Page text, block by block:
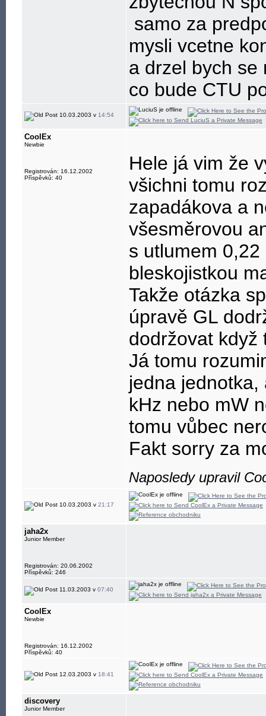
samo za
mysli vcetne
a drzel bych se
co bude CTU
10.03.2003 v 14:54
CoolEx
Newbie
Registrován: 16.12.2002
Příspěvků: 40
Hele já vim že
všichni tomu
zapadákova a
všesměrovou
s utlumem
bleskojistkou
Takže otázka
úpravě GL
dodržovat když
Já tomu
jedna
kHz nebo mW
tomu vůbec
Fakt sorry za
Naposledy upravil
10.03.2003 v 21:17
jaha2x
Junior Member
Registrován: 20.06.2002
Příspěvků: 246
11.03.2003 v 07:40
CoolEx
Newbie
Registrován: 16.12.2002
Příspěvků: 40
12.03.2003 v 18:41
discovery
Junior Member